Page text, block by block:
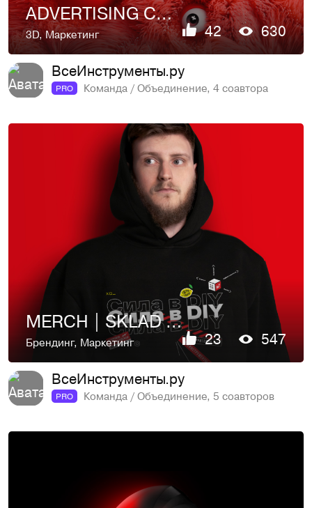
ADVERTISING CAMPAIGN | SALES MONSTER | VI.RU
3D,Маркетинг 42
630
ВсеИнструменты.ру
PRO Команда / Объединение, 4 соавтора
MERCH | SKLAD UMA | VI.RU
Брендинг, Маркетинг 23
547
ВсеИнструменты.ру
PRO Команда / Объединение, 5 соавторов